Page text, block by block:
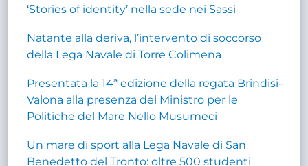
‘Stories of identity’ nella sede nei Sassi
Natante alla deriva, l’intervento di soccorso
della Lega Navale di Torre Colimena
Presentata la 14ª edizione della regata Brindisi-
Valona alla presenza del Ministro per le
Politiche del Mare Nello Musumeci
Un mare di sport alla Lega Navale di San
Benedetto del Tronto: oltre 500 studenti